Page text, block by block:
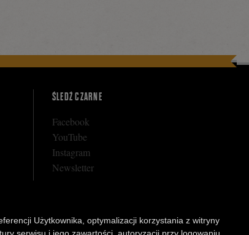
ŚLEDŹ CZARNE
Facebook
YouTube
Instagram
Newsletter
Użytkownika, optymalizacji korzystania z witryny